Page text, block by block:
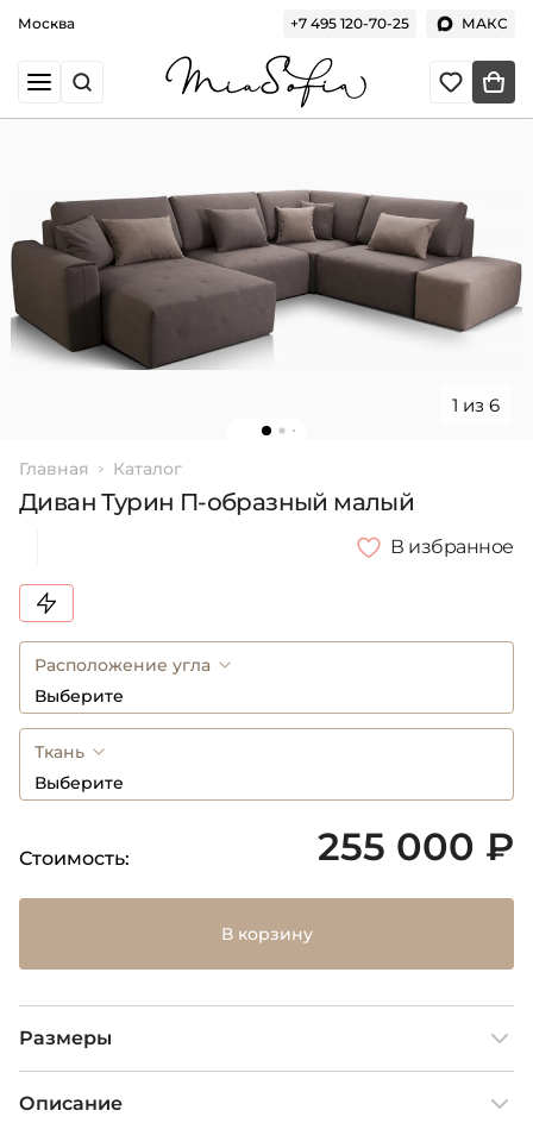
Москва +7 495 120-70-25 МАКС
1 из 6
Главная Каталог
Диван Турин П-образный малый
В избранное
Расположение угла
Выберите
Ткань
Выберите
Стоимость: 255 000 ₽
В корзину
Размеры
Описание